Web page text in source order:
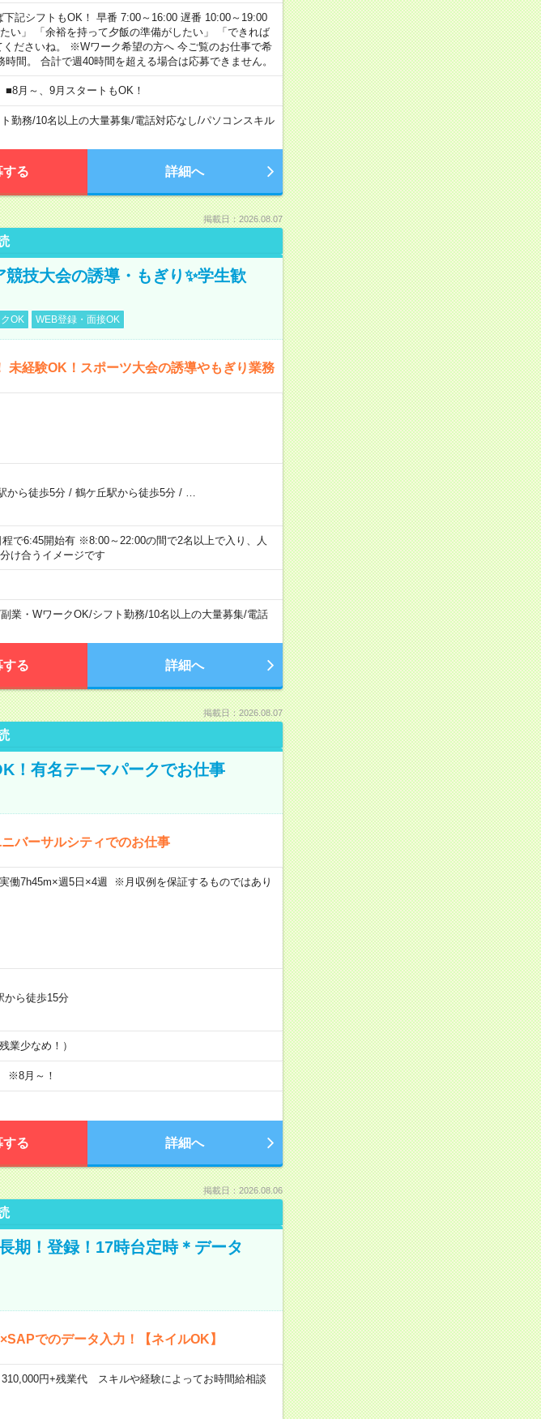
記シフトもOK！ 早番 7:00～16:00 遅番 10:00～19:00
い」 「余裕を持って夕飯の準備がしたい」 「できれば
ださいね。 ※Wワーク希望の方へ 今ご覧のお仕事で希
間。 合計で週40時間を超える場合は応募できません。
月～、9月スタートもOK！
勤務/10名以上の大量募集/電話対応なし/パソコンスキル
する 詳細へ
掲載日：2026.08.07
競技大会の誘導・もぎり✨学生歓
OK WEB登録・面接OK
未経験OK！スポーツ大会の誘導やもぎり業務
から徒歩5分/ 鶴ケ丘駅から徒歩5分/
で6:45開始有 ※8:00～22:00の間で2名以上で入り、人
け合うイメージです
副業・WワークOK/シフト勤務/10名以上の大量募集/電話
する 詳細へ
掲載日：2026.08.07
！有名テーマパークでお仕事
バーサルシティでのお仕事
7h45m×週5日×4週 ※月収例を保証するものではあり
から徒歩15分
業少なめ！）
※8月～！
する 詳細へ
掲載日：2026.08.06
期！登録！17時台定時＊データ
でのデータ入力！【ネイルOK】
円+残業代 スキルや経験によってお時間給相談